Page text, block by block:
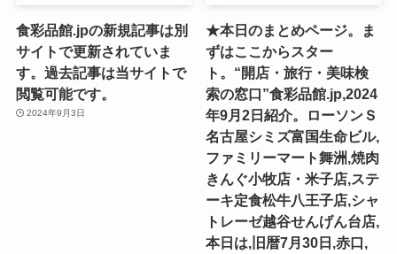
食彩品館.jpの新規記事は別
サイトで更新されていま
す。過去記事は当サイトで
閲覧可能です。
2024年9月3日
★本日のまとめページ。ま
ずはここからスター
ト。“開店・旅行・美味検
索の窓口”食彩品館.jp,2024
年9月2日紹介。ローソンＳ
名古屋シミズ富国生命ビル,
ファミリーマート舞洲,焼肉
きんぐ小牧店・米子店,ステ
ーキ定食松牛八王子店,シャ
トレーゼ越谷せんげん台店,
本日は,旧暦7月30日,赤口,